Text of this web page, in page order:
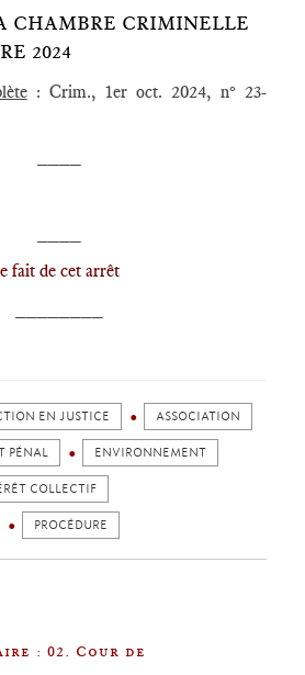
CHAMBRE CRIMINELLE
2024
: Crim., 1er oct. 2024, n° 23-
fait de cet arrêt
EN JUSTICE ASSOCIATION
PÉNAL ENVIRONNEMENT
COLLECTIF
PROCÉDURE
: 02. Cour de